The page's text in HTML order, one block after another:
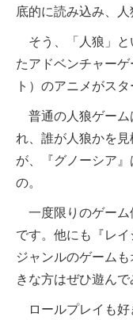
底的に読み込み、
そう、「人狼」と
たアドベンチャー
ト）のアニメがス
普通の人狼ゲーム
れ、誰が人狼かを
が、『グノーシア
の。
一度限りのゲーム
です。他にも『レ
ジャンルのゲーム
きな方はぜひ遊んで
ロールプレイも好